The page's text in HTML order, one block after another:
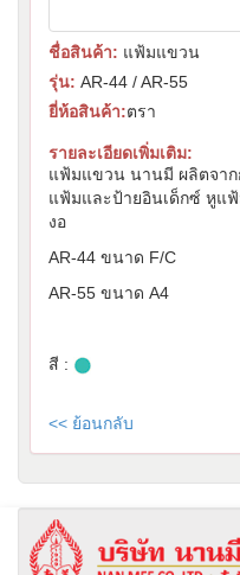
ชื่อสินค้า: แฟ้มแขวน
รุ่น: AR-44 / AR-55
ยี่ห้อสินค้า:ตรา
รายละเอียดเพิ่มเติม:
แฟ้มแขวน นานมี ผลิตจา
แฟ้มและป้ายอินเด็กซ์ หูแ
งอ
AR-44 ขนาด F/C
AR-55 ขนาด A4
สี :
<< ย้อนกลับ